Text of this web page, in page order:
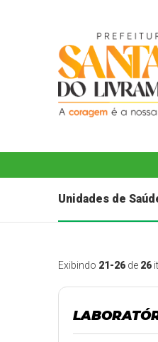
Unidades de
Exibindo 21-26 de 26